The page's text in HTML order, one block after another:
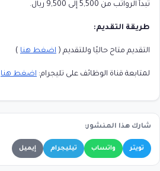
تبدأ الرواتب من 5,500 إلى 9,500 ريال.
طريقة التقديم:
التقديم متاح حاليًا وللتقديم ( اضغط هنا )
لمتابعة قناة الوظائف على تليجرام: اضغط هنا
شارك هذا المنشور:
تويتر واتساب تيليجرام إيميل